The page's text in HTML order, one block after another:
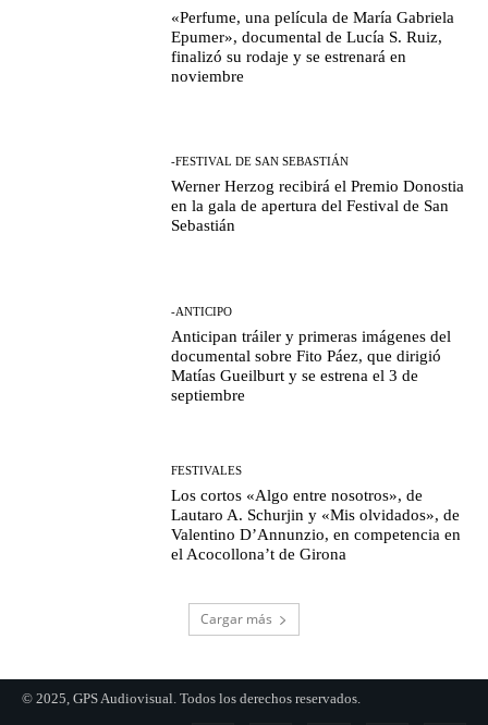
«Perfume, una película de María Gabriela
Epumer», documental de Lucía S. Ruiz,
finalizó su rodaje y se estrenará en
noviembre
-FESTIVAL DE SAN SEBASTIÁN
Werner Herzog recibirá el Premio Donostia
en la gala de apertura del Festival de San
Sebastián
-ANTICIPO
Anticipan tráiler y primeras imágenes del
documental sobre Fito Páez, que dirigió
Matías Gueilburt y se estrena el 3 de
septiembre
FESTIVALES
Los cortos «Algo entre nosotros», de
Lautaro A. Schurjin y «Mis olvidados», de
Valentino D’Annunzio, en competencia en
el Acocollona’t de Girona
Cargar más
© 2025, GPS Audiovisual. Todos los derechos reservados.